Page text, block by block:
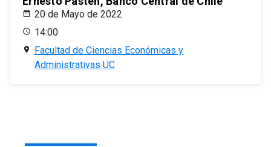
20 de Mayo de 2022
14:00
Facultad de Ciencias Económicas y
Administrativas UC